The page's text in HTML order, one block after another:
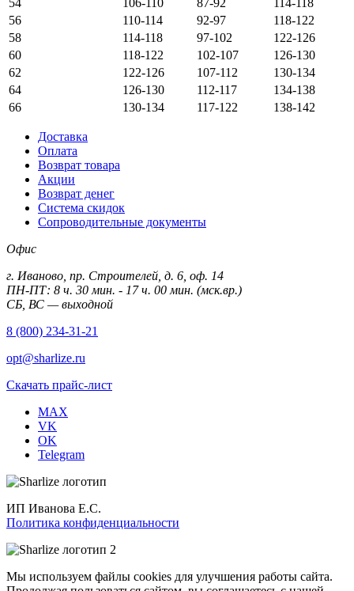
56
110-114 92-97
118-122
58
114-118 97-102
122-126
60
118-122 102-107
126-130
62
122-126 107-112
130-134
64
126-130 112-117
134-138
66
130-134 117-122 138-142
Доставка
Оплата
Возврат товара
Акции
Возврат денег
Система скидок
Сопроводительные документы
Офис
г. Иваново, пр. Строителей, д. 6, оф. 14
ПН-ПТ: 8 ч. 30 мин. - 17 ч. 00 мин. (мск.вр.)
СБ, ВС — выходной
8 (800) 234-31-21
opt@sharlize.ru
Скачать прайс-лист
MAX
VK
OK
Telegram
ИП Иванова Е.С.
Политика конфиденциальности
Мы используем файлы cookies для улучшения работы сайта.